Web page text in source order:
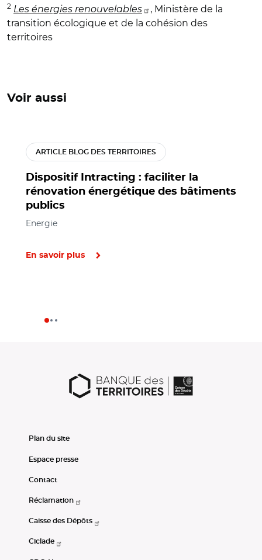
2 Les énergies renouvelables
, Ministère de la
transition écologique et de la cohésion des
territoires
Voir aussi
Dispositif Intracting : faciliter la
rénovation énergétique des bâtiments
publics
ARTICLE BLOG DES TERRITOIRES
Energie
En savoir plus
Plan du site
Espace presse
Contact
Réclamation
Caisse des Dépôts
Ciclade